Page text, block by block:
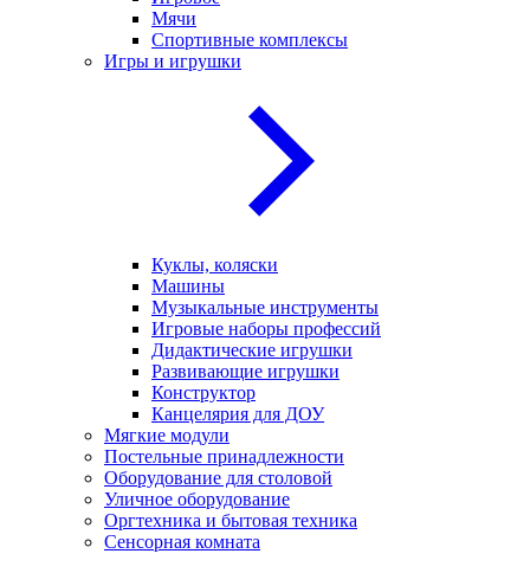
Мячи
Спортивные комплексы
Игры и игрушки
Куклы, коляски
Машины
Музыкальные инструменты
Игровые наборы профессий
Дидактические игрушки
Развивающие игрушки
Конструктор
Канцелярия для ДОУ
Мягкие модули
Постельные принадлежности
Оборудование для столовой
Уличное оборудование
Оргтехника и бытовая техника
Сенсорная комната